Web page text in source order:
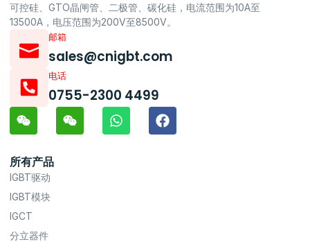
可控硅、GTO晶闸管、二极管、碳化硅，电流范围为10A至
13500A，电压范围为200V至8500V。
邮箱
sales@cnigbt.com
电话
0755-2300 4499
所有产品
IGBT驱动
IGBT模块
IGCT
分立器件